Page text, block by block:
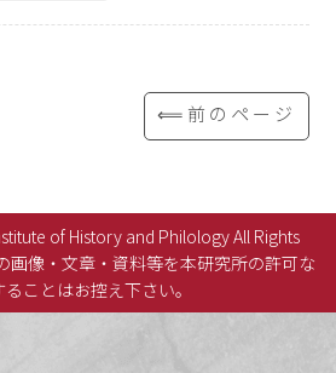
⟸前のページ
of History and Philology All Rights
画像・文章・資料等を本研究所の許可な
ることはお控え下さい。